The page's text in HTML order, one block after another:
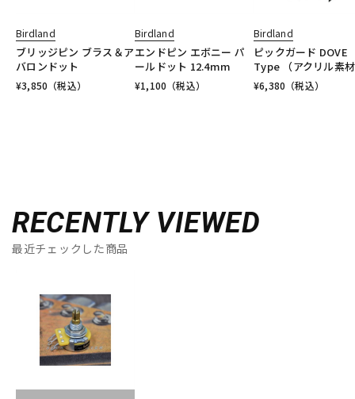
Birdland
ブリッジピン ブラス＆ア
バロンドット
¥3,850 （税込）
Birdland
エンドピン エボニー パ
ールドット 12.4mm
¥1,100 （税込）
Birdland
ピックガード DOVE
Type （アクリル素
¥6,380 （税込）
RECENTLY VIEWED
最近チェックした商品